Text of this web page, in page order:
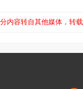
内容转自其他媒体，转